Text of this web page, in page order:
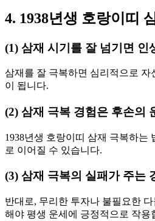
4. 1938년생 호랑이띠
(1) 삼재 시기를 잘 넘기면 인
삼재를 잘 극복하면 심리적으로
이 됩니다.
(2) 삼재 극복 경험은 후손의
1938년생 호랑이띠 삼재 극복하는
로 이어질 수 있습니다.
(3) 삼재 극복의 실패가 주는
반대로, 무리한 투자나 불필요한
해야 평생 운세에 긍정적으로 작용